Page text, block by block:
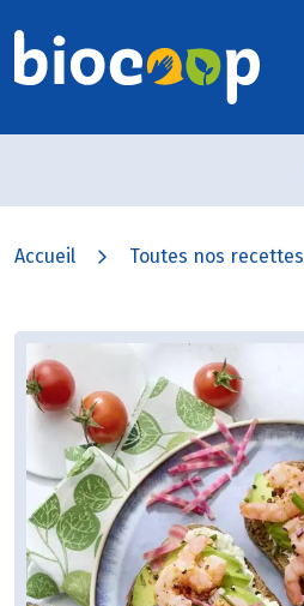
Accueil Toutes nos recettes